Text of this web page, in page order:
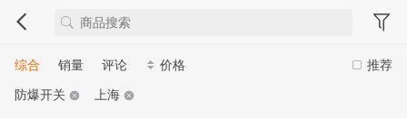
推荐
综合 销量 评论
价格
防爆开关
上海